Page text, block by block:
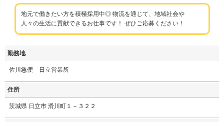
地元で働きたい方を積極採用中◎ 物流を通じて、地域社会や
人々の生活に貢献できるお仕事です！ ぜひご応募ください！
勤務地
佐川急便 日立営業所
住所
茨城県 日立市 滑川町１－３２２